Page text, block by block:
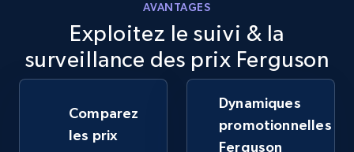
5.6K+ 875+ Commencer
TikTok Shop
URL, Title, Available, Description, Currency, Initial
AVANTAGES
Exploitez le suivi & la
surveillance des prix Ferguson
Comparez
les prix
Dynamiques
promotionnelles
Ferguson